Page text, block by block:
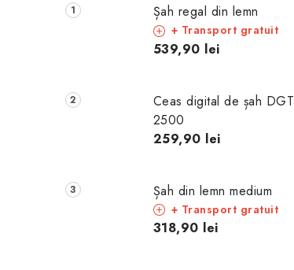
Șah regal din lemn
+ Transport gratuit
539,90 lei
Ceas digital de șah DGT
2500
259,90 lei
Șah din lemn medium
+ Transport gratuit
318,90 lei